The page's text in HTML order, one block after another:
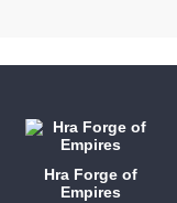
Hra Forge of
Empires